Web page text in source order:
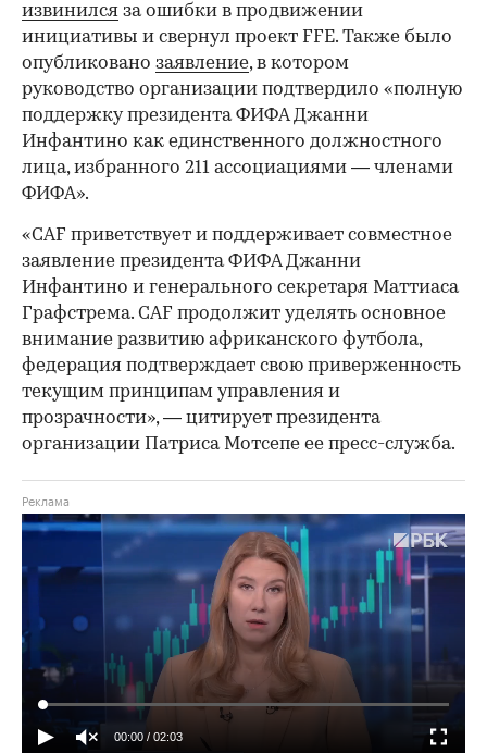
извинился за ошибки в продвижении
инициативы и свернул проект FFE. Также было
опубликовано заявление, в котором
руководство организации подтвердило «полную
поддержку президента ФИФА Джанни
Инфантино как единственного должностного
лица, избранного 211 ассоциациями — членами
ФИФА».
«CAF приветствует и поддерживает совместное
заявление президента ФИФА Джанни
Инфантино и генерального секретаря Маттиаса
Графстрема. CAF продолжит уделять основное
внимание развитию африканского футбола,
федерация подтверждает свою приверженность
текущим принципам управления и
прозрачности», — цитирует президента
организации Патриса Мотсепе ее пресс-служба.
00:00 / 02:03